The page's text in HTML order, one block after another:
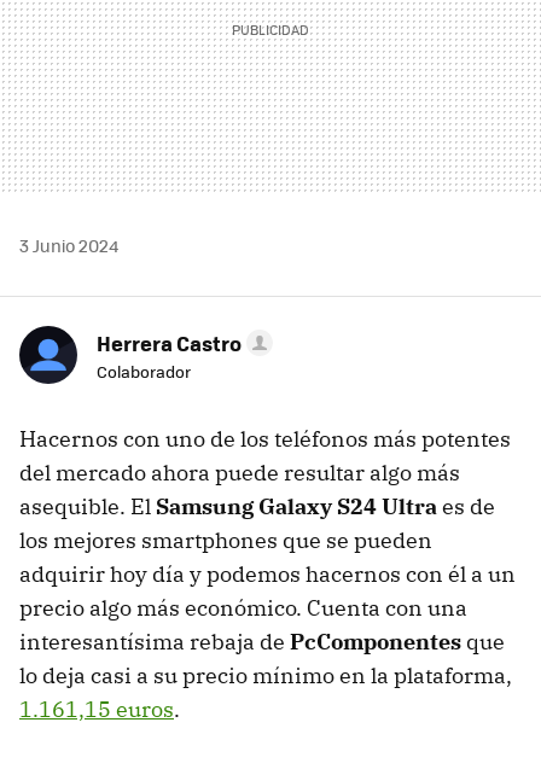
3 Junio 2024
Herrera Castro
Colaborador
Hacernos con uno de los teléfonos más potentes
del mercado ahora puede resultar algo más
asequible. El Samsung Galaxy S24 Ultraes de
los mejores smartphones que se pueden
adquirir hoy día y podemos hacernos con él a un
precio algo más económico. Cuenta con una
interesantísima rebaja de PcComponentes que
lo deja casi a su precio mínimo en la plataforma,
1.161,15 euros.